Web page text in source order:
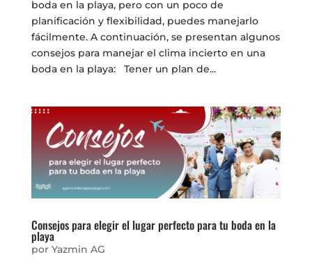
boda en la playa, pero con un poco de
planificación y flexibilidad, puedes manejarlo
fácilmente. A continuación, se presentan algunos
consejos para manejar el clima incierto en una
boda en la playa: Tener un plan de...
Consejos para elegir el lugar perfecto para tu boda en la
playa
por Yazmin AG